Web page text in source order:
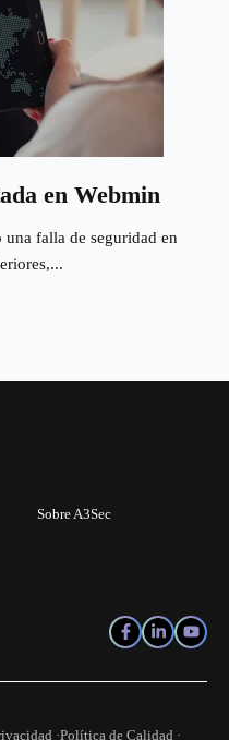
en Webmin
una falla de seguridad en
Sobre A3Sec
·Política de Calidad ·